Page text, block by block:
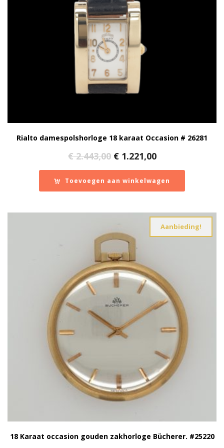
Rialto damespolshorloge 18 karaat Occasion # 26281
€2.443,00 Oorspronkelijke
prijs
was:
€ 2.443,00.
€1.221,00Huidige
prijs
is:
€ 1.221,00.
Toevoegen aan winkelwagen
Aanbieding!
18 Karaat occasion gouden zakhorloge Bücherer. #25220